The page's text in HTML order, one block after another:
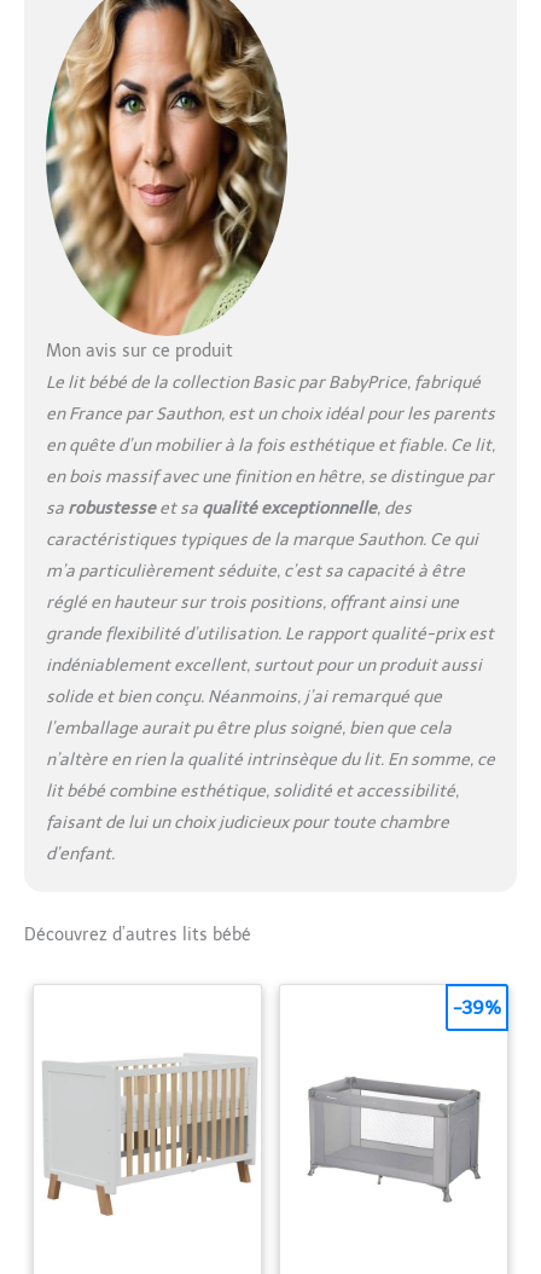
Mon avis sur ce produit
Le lit bébé de la collection Basic par BabyPrice, fabriqué
en France par Sauthon, est un choix idéal pour les parents
en quête d’un mobilier à la fois esthétique et fiable. Ce lit,
en bois massif avec une finition en hêtre, se distingue par
sa robustesseet sa qualité exceptionnelle, des
caractéristiques typiques de la marque Sauthon. Ce qui
m’a particulièrement séduite, c’est sa capacité à être
réglé en hauteur sur trois positions, offrant ainsi une
grande flexibilité d’utilisation. Le rapport qualité-prix est
indéniablement excellent, surtout pour un produit aussi
solide et bien conçu. Néanmoins, j’ai remarqué que
l’emballage aurait pu être plus soigné, bien que cela
n’altère en rien la qualité intrinsèque du lit. En somme, ce
lit bébé combine esthétique, solidité et accessibilité,
faisant de lui un choix judicieux pour toute chambre
d’enfant.
Découvrez d’autres lits bébé
-39%